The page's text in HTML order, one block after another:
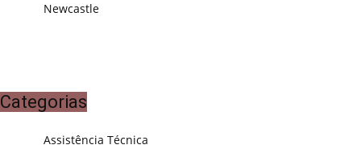
Newcastle
Categorias
Assistência Técnica